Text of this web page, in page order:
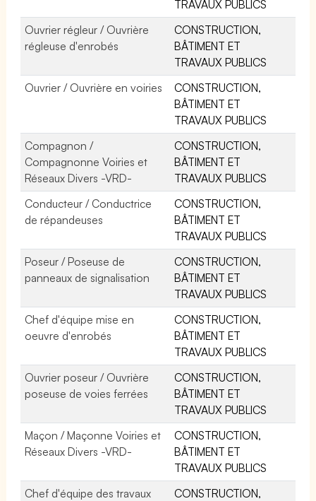
TRAVAUX PUBLICS
Ouvrier régleur / Ouvrière
régleuse d'enrobés
CONSTRUCTION,
BÂTIMENT ET
TRAVAUX PUBLICS
Ouvrier / Ouvrière en voiries
CONSTRUCTION,
BÂTIMENT ET
TRAVAUX PUBLICS
Compagnon /
Compagnonne Voiries et
Réseaux Divers -VRD-
CONSTRUCTION,
BÂTIMENT ET
TRAVAUX PUBLICS
Conducteur / Conductrice
de répandeuses
CONSTRUCTION,
BÂTIMENT ET
TRAVAUX PUBLICS
Poseur / Poseuse de
panneaux de signalisation
CONSTRUCTION,
BÂTIMENT ET
TRAVAUX PUBLICS
Chef d'équipe mise en
oeuvre d'enrobés
CONSTRUCTION,
BÂTIMENT ET
TRAVAUX PUBLICS
Ouvrier poseur / Ouvrière
poseuse de voies ferrées
CONSTRUCTION,
BÂTIMENT ET
TRAVAUX PUBLICS
Maçon / Maçonne Voiries et
Réseaux Divers -VRD-
CONSTRUCTION,
BÂTIMENT ET
TRAVAUX PUBLICS
Chef d'équipe des travaux
CONSTRUCTION,